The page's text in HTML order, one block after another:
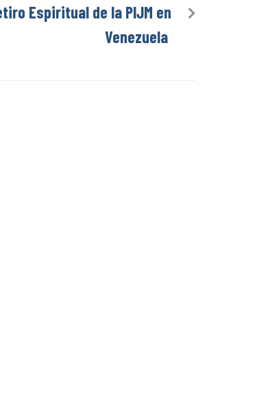
Espiritual de la PIJM en
Venezuela